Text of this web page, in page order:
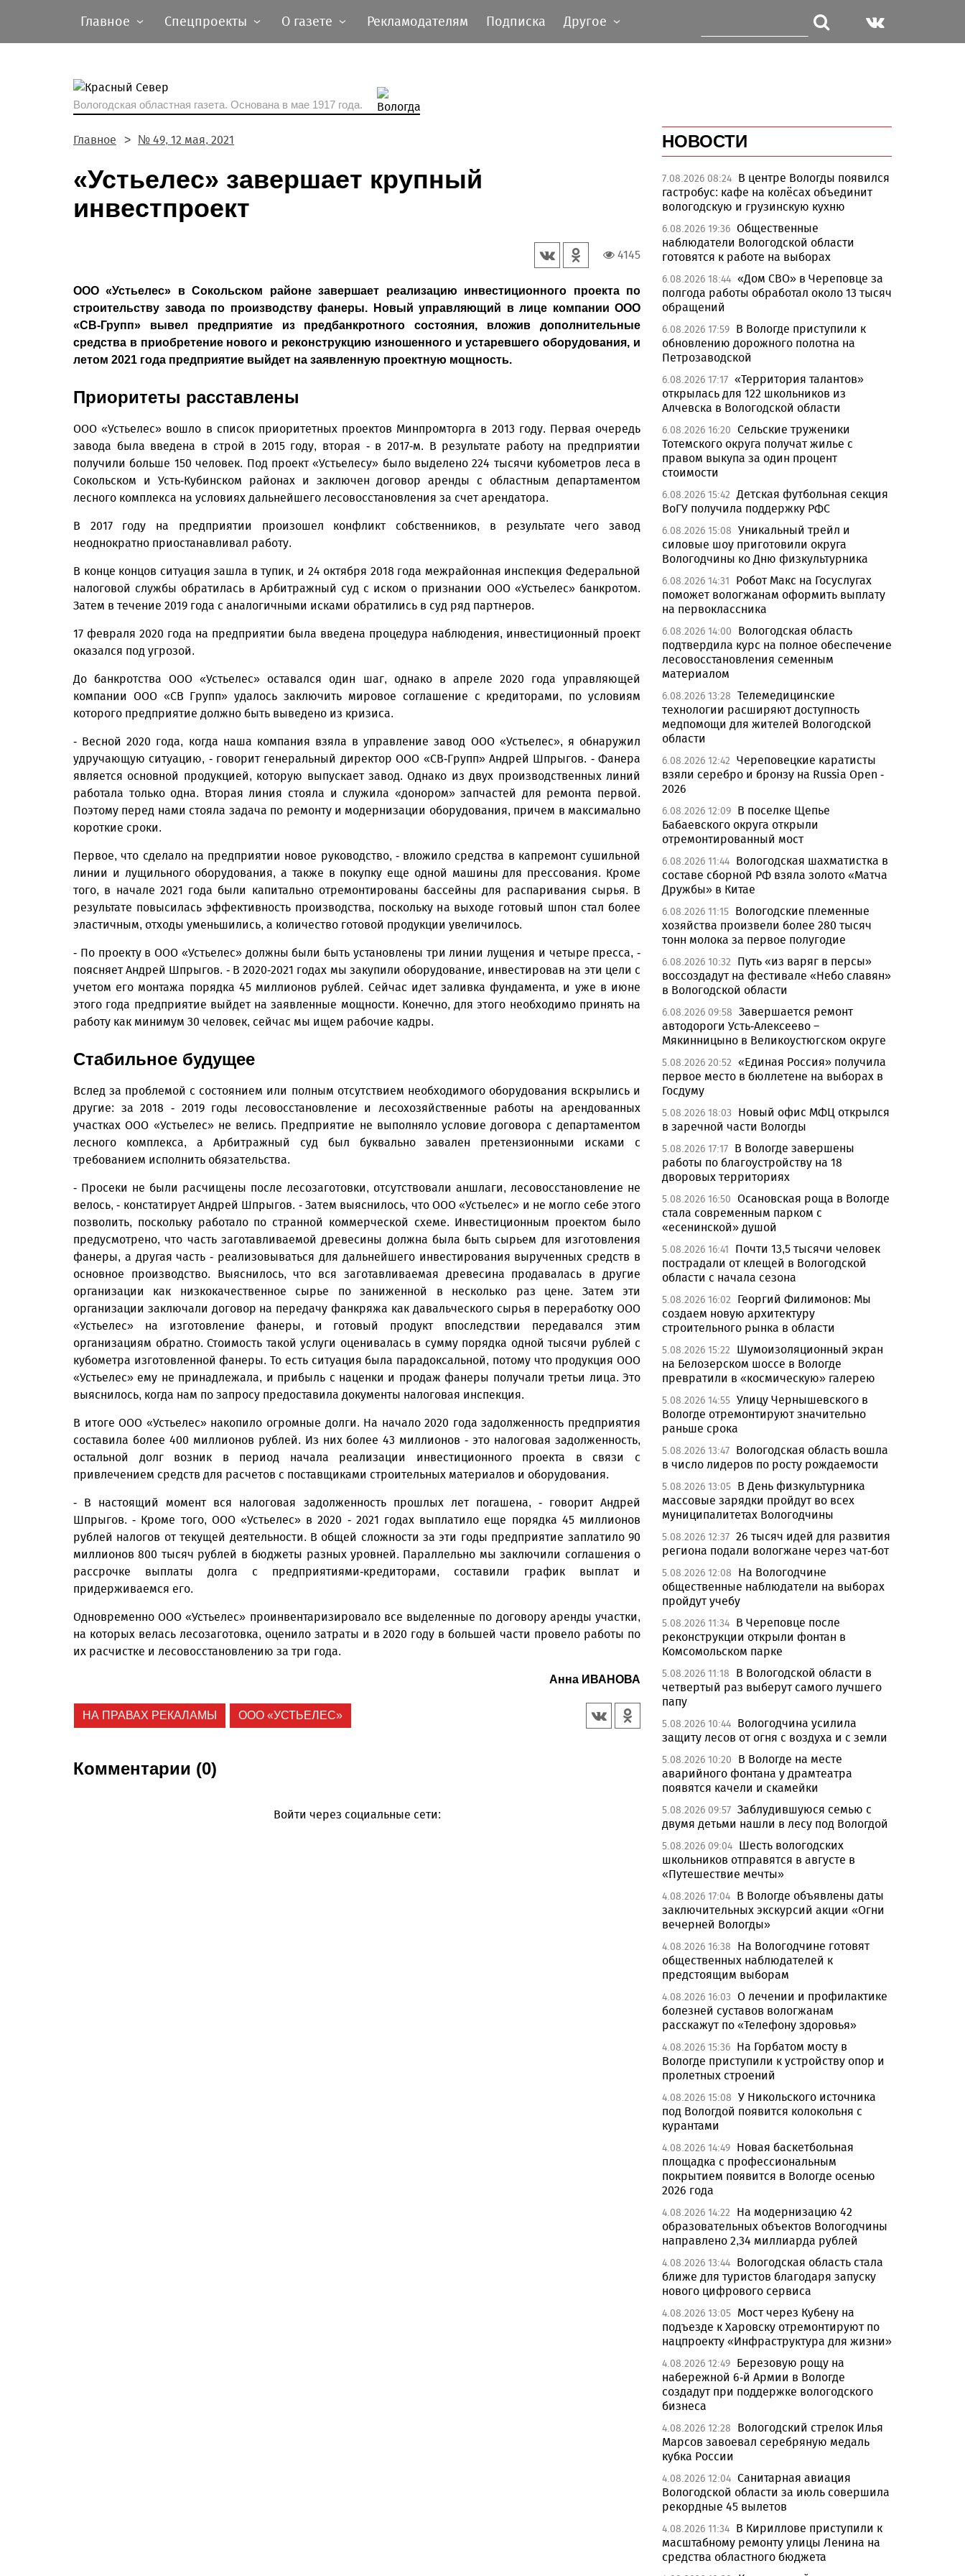
Главное Спецпроекты О газете Рекламодателям Подписка Другое
Вологодская областная газета. Основана в мае 1917 года.
Главное № 49, 12 мая, 2021
«Устьелес» завершает крупный
инвестпроект
4145
ООО «Устьелес» в Сокольском районе завершает реализацию инвестиционного проекта по
строительству завода по производству фанеры. Новый управляющий в лице компании ООО
«СВ-Групп» вывел предприятие из предбанкротного состояния, вложив дополнительные
средства в приобретение нового и реконструкцию изношенного и устаревшего оборудования, и
летом 2021 года предприятие выйдет на заявленную проектную мощность.
Приоритеты расставлены
ООО «Устьелес» вошло в список приоритетных проектов Минпромторга в 2013 году. Первая очередь
завода была введена в строй в 2015 году, вторая - в 2017-м. В результате работу на предприятии
получили больше 150 человек. Под проект «Устьелесу» было выделено 224 тысячи кубометров леса в
Сокольском и Усть-Кубинском районах и заключен договор аренды с областным департаментом
лесного комплекса на условиях дальнейшего лесовосстановления за счет арендатора.
В 2017 году на предприятии произошел конфликт собственников, в результате чего завод
неоднократно приостанавливал работу.
В конце концов ситуация зашла в тупик, и 24 октября 2018 года межрайонная инспекция Федеральной
налоговой службы обратилась в Арбитражный суд с иском о признании ООО «Устьелес» банкротом.
Затем в течение 2019 года с аналогичными исками обратились в суд ряд партнеров.
17 февраля 2020 года на предприятии была введена процедура наблюдения, инвестиционный проект
оказался под угрозой.
До банкротства ООО «Устьелес» оставался один шаг, однако в апреле 2020 года управляющей
компании ООО «СВ Групп» удалось заключить мировое соглашение с кредиторами, по условиям
которого предприятие должно быть выведено из кризиса.
- Весной 2020 года, когда наша компания взяла в управление завод ООО «Устьелес», я обнаружил
удручающую ситуацию, - говорит генеральный директор ООО «СВ-Групп» Андрей Шпрыгов. - Фанера
является основной продукцией, которую выпускает завод. Однако из двух производственных линий
работала только одна. Вторая линия стояла и служила «донором» запчастей для ремонта первой.
Поэтому перед нами стояла задача по ремонту и модернизации оборудования, причем в максимально
короткие сроки.
Первое, что сделало на предприятии новое руководство, - вложило средства в капремонт сушильной
линии и лущильного оборудования, а также в покупку еще одной машины для прессования. Кроме
того, в начале 2021 года были капитально отремонтированы бассейны для распаривания сырья. В
результате повысилась эффективность производства, поскольку на выходе готовый шпон стал более
эластичным, отходы уменьшились, а количество готовой продукции увеличилось.
- По проекту в ООО «Устьелес» должны были быть установлены три линии лущения и четыре пресса, -
поясняет Андрей Шпрыгов. - В 2020-2021 годах мы закупили оборудование, инвестировав на эти цели с
учетом его монтажа порядка 45 миллионов рублей. Сейчас идет заливка фундамента, и уже в июне
этого года предприятие выйдет на заявленные мощности. Конечно, для этого необходимо принять на
работу как минимум 30 человек, сейчас мы ищем рабочие кадры.
Стабильное будущее
Вслед за проблемой с состоянием или полным отсутствием необходимого оборудования вскрылись и
другие: за 2018 - 2019 годы лесовосстановление и лесохозяйственные работы на арендованных
участках ООО «Устьелес» не велись. Предприятие не выполняло условие договора с департаментом
лесного комплекса, а Арбитражный суд был буквально завален претензионными исками с
требованием исполнить обязательства.
- Просеки не были расчищены после лесозаготовки, отсутствовали аншлаги, лесовосстановление не
велось, - констатирует Андрей Шпрыгов. - Затем выяснилось, что ООО «Устьелес» и не могло себе этого
позволить, поскольку работало по странной коммерческой схеме. Инвестиционным проектом было
предусмотрено, что часть заготавливаемой древесины должна была быть сырьем для изготовления
фанеры, а другая часть - реализовываться для дальнейшего инвестирования вырученных средств в
основное производство. Выяснилось, что вся заготавливаемая древесина продавалась в другие
организации как низкокачественное сырье по заниженной в несколько раз цене. Затем эти
организации заключали договор на передачу фанкряжа как давальческого сырья в переработку ООО
«Устьелес» на изготовление фанеры, и готовый продукт впоследствии передавался этим
организациям обратно. Стоимость такой услуги оценивалась в сумму порядка одной тысячи рублей с
кубометра изготовленной фанеры. То есть ситуация была парадоксальной, потому что продукция ООО
«Устьелес» ему не принадлежала, и прибыль с наценки и продаж фанеры получали третьи лица. Это
выяснилось, когда нам по запросу предоставила документы налоговая инспекция.
В итоге ООО «Устьелес» накопило огромные долги. На начало 2020 года задолженность предприятия
составила более 400 миллионов рублей. Из них более 43 миллионов - это налоговая задолженность,
остальной долг возник в период начала реализации инвестиционного проекта в связи с
привлечением средств для расчетов с поставщиками строительных материалов и оборудования.
- В настоящий момент вся налоговая задолженность прошлых лет погашена, - говорит Андрей
Шпрыгов. - Кроме того, ООО «Устьелес» в 2020 - 2021 годах выплатило еще порядка 45 миллионов
рублей налогов от текущей деятельности. В общей сложности за эти годы предприятие заплатило 90
миллионов 800 тысяч рублей в бюджеты разных уровней. Параллельно мы заключили соглашения о
рассрочке выплаты долга с предприятиями-кредиторами, составили график выплат и
придерживаемся его.
Одновременно ООО «Устьелес» проинвентаризировало все выделенные по договору аренды участки,
на которых велась лесозаготовка, оценило затраты и в 2020 году в большей части провело работы по
их расчистке и лесовосстановлению за три года.
Анна ИВАНОВА
НА ПРАВАХ РЕКАЛАМЫ ООО «УСТЬЕЛЕС»
Комментарии (0)
Войти через социальные сети:
НОВОСТИ
7.08.2026 08:24 В центре Вологды появился
гастробус: кафе на колёсах объединит
вологодскую и грузинскую кухню
6.08.2026 19:36 Общественные
наблюдатели Вологодской области
готовятся к работе на выборах
6.08.2026 18:44 «Дом СВО» в Череповце за
полгода работы обработал около 13 тысяч
обращений
6.08.2026 17:59 В Вологде приступили к
обновлению дорожного полотна на
Петрозаводской
6.08.2026 17:17 «Территория талантов»
открылась для 122 школьников из
Алчевска в Вологодской области
6.08.2026 16:20 Сельские труженики
Тотемского округа получат жилье с
правом выкупа за один процент
стоимости
6.08.2026 15:42 Детская футбольная секция
ВоГУ получила поддержку РФС
6.08.2026 15:08 Уникальный трейл и
силовые шоу приготовили округа
Вологодчины ко Дню физкультурника
6.08.2026 14:31
Робот Макс на Госуслугах
поможет вологжанам оформить выплату
на первоклассника
6.08.2026 14:00
Вологодская область
подтвердила курс на полное обеспечение
лесовосстановления семенным
материалом
6.08.2026 13:28 Телемедицинские
технологии расширяют доступность
медпомощи для жителей Вологодской
области
6.08.2026 12:42 Череповецкие каратисты
взяли серебро и бронзу на Russia Open -
2026
6.08.2026 12:09 В поселке Щепье
Бабаевского округа открыли
отремонтированный мост
6.08.2026 11:44 Вологодская шахматистка в
составе сборной РФ взяла золото «Матча
Дружбы» в Китае
6.08.2026 11:15 Вологодские племенные
хозяйства произвели более 280 тысяч
тонн молока за первое полугодие
6.08.2026 10:32
Путь «из варяг в персы»
воссоздадут на фестивале «Небо славян»
в Вологодской области
6.08.2026 09:58 Завершается ремонт
автодороги Усть-Алексеево –
Мякинницыно в Великоустюгском округе
5.08.2026 20:52 «Единая Россия» получила
первое место в бюллетене на выборах в
Госдуму
5.08.2026 18:03
Новый офис МФЦ открылся
в заречной части Вологды
5.08.2026 17:17 В Вологде завершены
работы по благоустройству на 18
дворовых территориях
5.08.2026 16:50 Осановская роща в Вологде
стала современным парком с
«есенинской» душой
5.08.2026 16:41
Почти 13,5 тысячи человек
пострадали от клещей в Вологодской
области с начала сезона
5.08.2026 16:02
Георгий Филимонов: Мы
создаем новую архитектуру
строительного рынка в области
5.08.2026 15:22
Шумоизоляционный экран
на Белозерском шоссе в Вологде
превратили в «космическую» галерею
5.08.2026 14:55 Улицу Чернышевского в
Вологде отремонтируют значительно
раньше срока
5.08.2026 13:47 Вологодская область вошла
в число лидеров по росту рождаемости
5.08.2026 13:05 В День физкультурника
массовые зарядки пройдут во всех
муниципалитетах Вологодчины
5.08.2026 12:37 26 тысяч идей для развития
региона подали вологжане через чат-бот
5.08.2026 12:08
На Вологодчине
общественные наблюдатели на выборах
пройдут учебу
5.08.2026 11:34 В Череповце после
реконструкции открыли фонтан в
Комсомольском парке
5.08.2026 11:18
В Вологодской области в
четвертый раз выберут самого лучшего
папу
5.08.2026 10:44 Вологодчина усилила
защиту лесов от огня с воздуха и с земли
5.08.2026 10:20
В Вологде на месте
аварийного фонтана у драмтеатра
появятся качели и скамейки
5.08.2026 09:57 Заблудившуюся семью с
двумя детьми нашли в лесу под Вологдой
5.08.2026 09:04 Шесть вологодских
школьников отправятся в августе в
«Путешествие мечты»
4.08.2026 17:04 В Вологде объявлены даты
заключительных экскурсий акции «Огни
вечерней Вологды»
4.08.2026 16:38
На Вологодчине готовят
общественных наблюдателей к
предстоящим выборам
4.08.2026 16:03 О лечении и профилактике
болезней суставов вологжанам
расскажут по «Телефону здоровья»
4.08.2026 15:36 На Горбатом мосту в
Вологде приступили к устройству опор и
пролетных строений
4.08.2026 15:08 У Никольского источника
под Вологдой появится колокольня с
курантами
4.08.2026 14:49 Новая баскетбольная
площадка с профессиональным
покрытием появится в Вологде осенью
2026 года
4.08.2026 14:22
На модернизацию 42
образовательных объектов Вологодчины
направлено 2,34 миллиарда рублей
4.08.2026 13:44 Вологодская область стала
ближе для туристов благодаря запуску
нового цифрового сервиса
4.08.2026 13:05 Мост через Кубену на
подъезде к Харовску отремонтируют по
нацпроекту «Инфраструктура для жизни»
4.08.2026 12:49 Березовую рощу на
набережной 6-й Армии в Вологде
создадут при поддержке вологодского
бизнеса
4.08.2026 12:28
Вологодский стрелок Илья
Марсов завоевал серебряную медаль
кубка России
4.08.2026 12:04 Санитарная авиация
Вологодской области за июль совершила
рекордные 45 вылетов
4.08.2026 11:34 В Кириллове приступили к
масштабному ремонту улицы Ленина на
средства областного бюджета